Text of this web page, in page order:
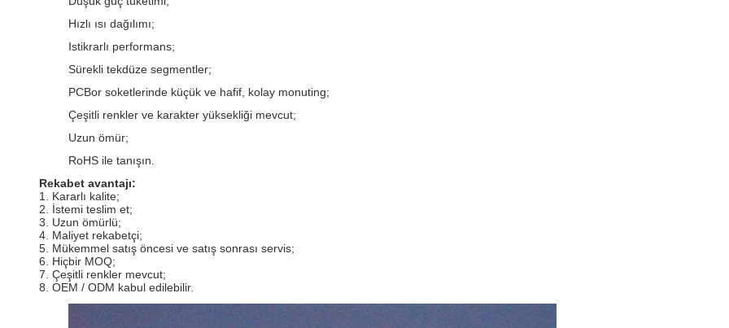
Hızlı ısı dağılımı;
Istikrarlı performans;
Sürekli tekdüze segmentler;
PCBor soketlerinde küçük ve hafif, kolay monuting;
Çeşitli renkler ve karakter yüksekliği mevcut;
Uzun ömür;
RoHS ile tanışın.
Rekabet avantajı:
1. Kararlı kalite;
2. İstemi teslim et;
3. Uzun ömürlü;
4. Maliyet rekabetçi;
5. Mükemmel satış öncesi ve satış sonrası servis;
6. Hiçbir MOQ;
7. Çeşitli renkler mevcut;
8. OEM / ODM kabul edilebilir.